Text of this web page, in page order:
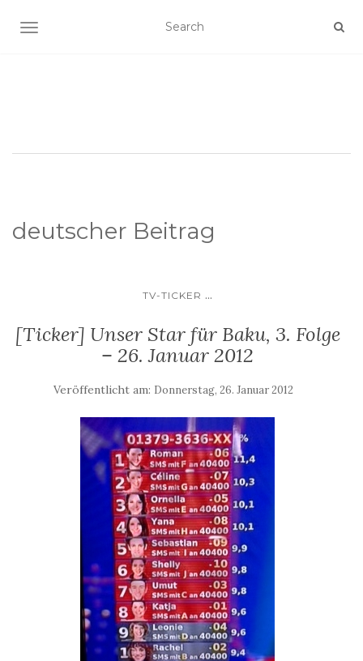
SCHALTE NAVIGATION
deutscher Beitrag
TV-TICKER ...
[Ticker] Unser Star für Baku, 3. Folge
– 26. Januar 2012
Veröffentlicht am: Donnerstag, 26. Januar 2012